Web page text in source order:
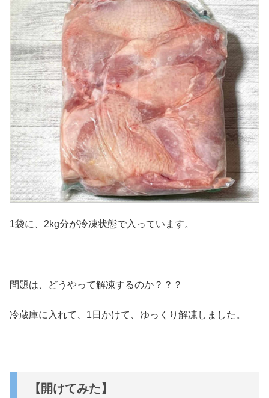
1袋に、2kg分が冷凍状態で入っています。
問題は、どうやって解凍するのか？？？
冷蔵庫に入れて、1日かけて、ゆっくり解凍しました。
【開けてみた】